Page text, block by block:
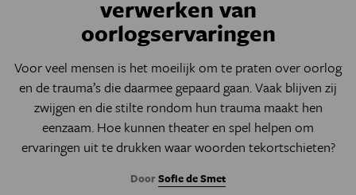
verwerken van
oorlogservaringen
Voor veel mensen is het moeilijk om te praten over oorlog
en de trauma’s die daarmee gepaard gaan. Vaak blijven zij
zwijgen en die stilte rondom hun trauma maakt hen
eenzaam. Hoe kunnen theater en spel helpen om
ervaringen uit te drukken waar woorden tekortschieten?
DoorSofie de Smet